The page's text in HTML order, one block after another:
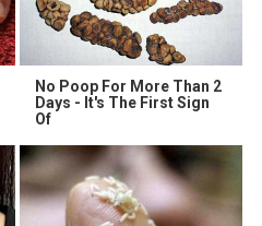
No Poop For More Than 2
Days - It's The First Sign
Of